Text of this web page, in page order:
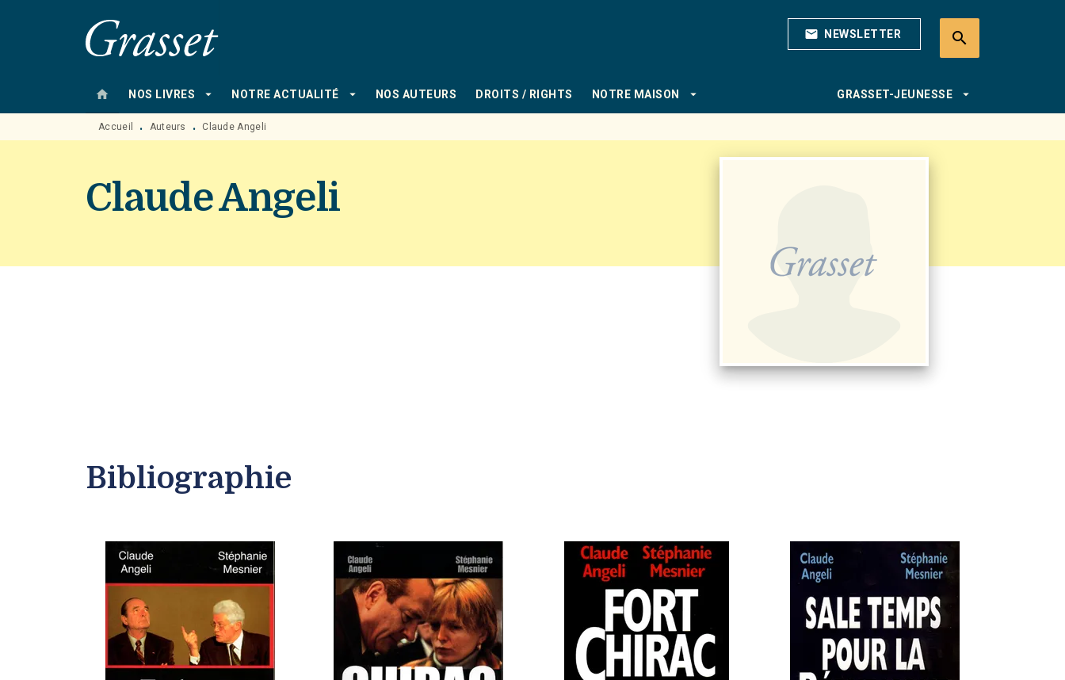
MENU RECHERCHE mail NEWSLETTER search
home NOS LIVRES arrow_drop_down NOTRE ACTUALITÉ arrow_drop_down NOS AUTEURS DROITS / RIGHTS NOTRE MAISON arrow_drop_down GRASSET-JEUNESSE arrow_drop_down
Accueil • Auteurs • Claude Angeli
Claude Angeli
Bibliographie